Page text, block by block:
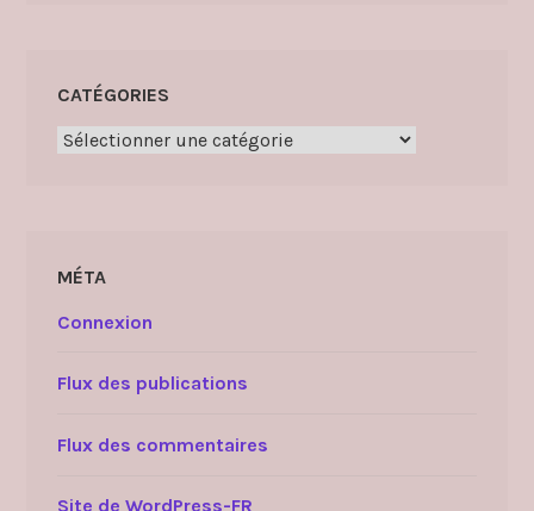
CATÉGORIES
Catégories
MÉTA
Connexion
Flux des publications
Flux des commentaires
Site de WordPress-FR